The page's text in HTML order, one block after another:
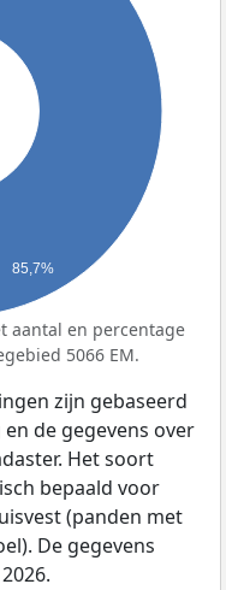
85,7%
aantal en percentage
5066 EM.
zijn gebaseerd
de gegevens over
Het soort
bepaald voor
(panden met
De gegevens